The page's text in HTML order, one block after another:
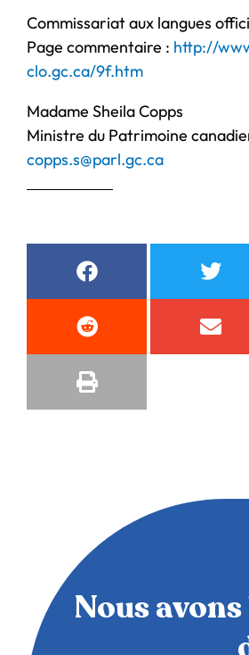
Commissariat aux langues
Page commentaire : http://
clo.gc.ca/9f.htm
Madame Sheila Copps
Ministre du Patrimoine
copps.s@parl.gc.ca
Nous